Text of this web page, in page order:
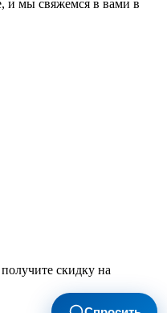
и мы свяжемся в вами в
скидку на